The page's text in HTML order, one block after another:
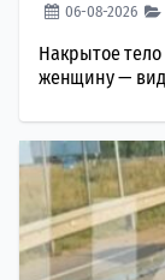
06-08-2026
Накрытое тело
женщину —